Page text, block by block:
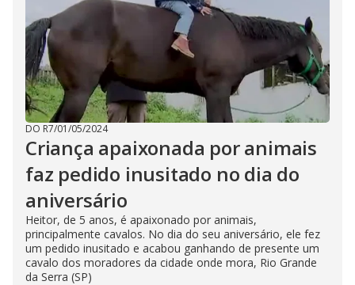
DO R7/01/05/2024
Criança apaixonada por animais
faz pedido inusitado no dia do
aniversário
Heitor, de 5 anos, é apaixonado por animais,
principalmente cavalos. No dia do seu aniversário, ele fez
um pedido inusitado e acabou ganhando de presente um
cavalo dos moradores da cidade onde mora, Rio Grande
da Serra (SP)